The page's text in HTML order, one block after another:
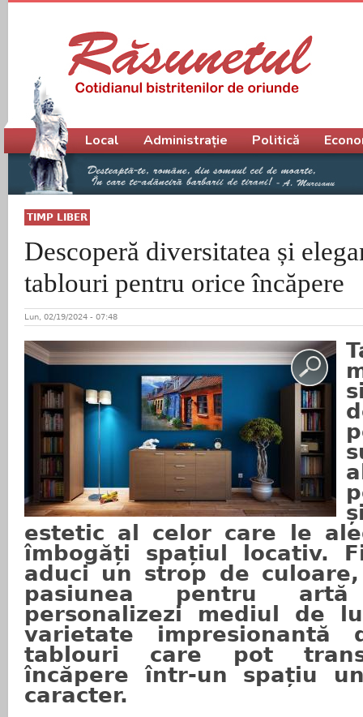
TIMP LIBER
Descoperă diversitatea și
tablouri pentru orice încăpere
Lun, 02/19/2024 - 07:48
estetic al celor care le
îmbogăți spațiul locativ.
aduci un strop de
pasiunea pentru
personalizezi mediul de
varietate
tablouri care pot
încăpere într-un spațiu
caracter.
Meniu principal
Local Administrație Politică